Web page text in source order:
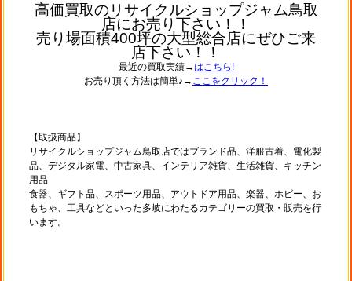
高価買取のリサイクルショップジャム鳥取
店にお売り下さい！！
売り場面積400坪の大型総合店にぜひご来
店下さい！！
最近の買取実績→はこちら!
お売り頂く方法は簡単♪→ ここをクリック！
【取扱商品】
リサイクルショップジャム鳥取店ではブランド品、洋服古着、電化製
品、デジタル家電、中古家具、インテリア雑貨、生活雑貨、キッチン
用品
食器、ギフト品、スポーツ用品、アウトドア用品、楽器、ホビー、お
もちゃ、工具などといった多岐にわたるカテゴリーの買取・販売を行
います。